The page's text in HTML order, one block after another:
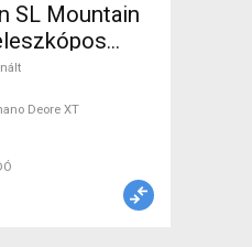
SL Mountain
XT használt
Deore XT